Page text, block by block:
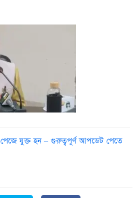
যুক্ত হন – গুরুত্বপূর্ণ আপডেট পেতে